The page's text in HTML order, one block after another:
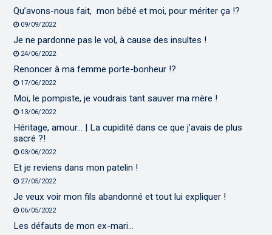
Qu’avons-nous fait, mon bébé et moi, pour mériter ça !?
09/09/2022
Je ne pardonne pas le vol, à cause des insultes !
24/06/2022
Renoncer à ma femme porte-bonheur !?
17/06/2022
Moi, le pompiste, je voudrais tant sauver ma mère !
13/06/2022
Héritage, amour… | La cupidité dans ce que j’avais de plus
sacré ?!
03/06/2022
Et je reviens dans mon patelin !
27/05/2022
Je veux voir mon fils abandonné et tout lui expliquer !
06/05/2022
Les défauts de mon ex-mari…